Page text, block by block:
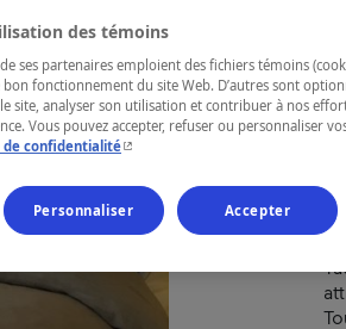
des témoins
ses partenaires emploient des fichiers témoins
fonctionnement du site Web. D’autres sont
site, analyser son utilisation et contribuer à nos
Vous pouvez accepter, refuser ou personnaliser
de confidentialité- Cet hyperlien s'ouvrira dans une
Personnaliser Accepter